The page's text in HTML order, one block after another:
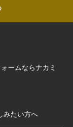
ームならナカミ
みたい方へ